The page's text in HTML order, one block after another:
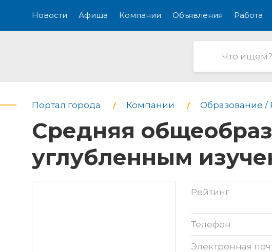
Новости Афиша Компании Объявления Работа
Портал города Компании Образование /
Средняя
углубленным
Рейтинг
Телефон
Электронная